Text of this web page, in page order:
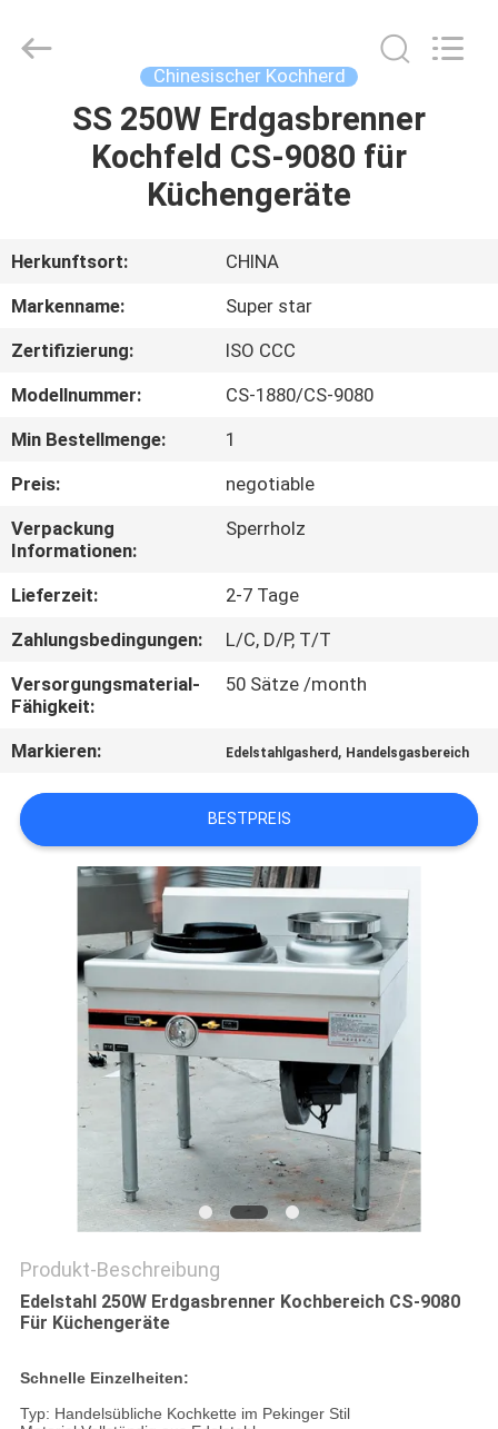
HAUS
PRODUKTE
VIDEOS
UNS
FABRIK-
AUSFLUG
QUALITÄTSKONTROLLE
SIE
MIT
VERBINDUNG
NACHRICHTEN
FÄLLE
SITEMAP
PRIVACY
POLICY
equipments
limited.
Chinesischer Kochherd
SS 250W Erdgasbrenner
Kochfeld CS-9080 für
Küchengeräte
Herkunftsort:
CHINA
Markenname:
Super star
Zertifizierung:
ISO CCC
Modellnummer:
CS-1880/CS-9080
Min Bestellmenge:
1
Preis:
negotiable
Verpackung
Informationen:
Sperrholz
Lieferzeit:
2-7 Tage
Zahlungsbedingungen:
L/C, D/P, T/T
Versorgungsmaterial-
Fähigkeit:
50 Sätze /month
Markieren: Edelstahlgasherd , Handelsgasbereich
BESTPREIS
Produkt-Beschreibung
Edelstahl 250W Erdgasbrenner Kochbereich CS-9080
Für Küchengeräte
Schnelle Einzelheiten:
Typ: Handelsübliche Kochkette im Pekinger Stil